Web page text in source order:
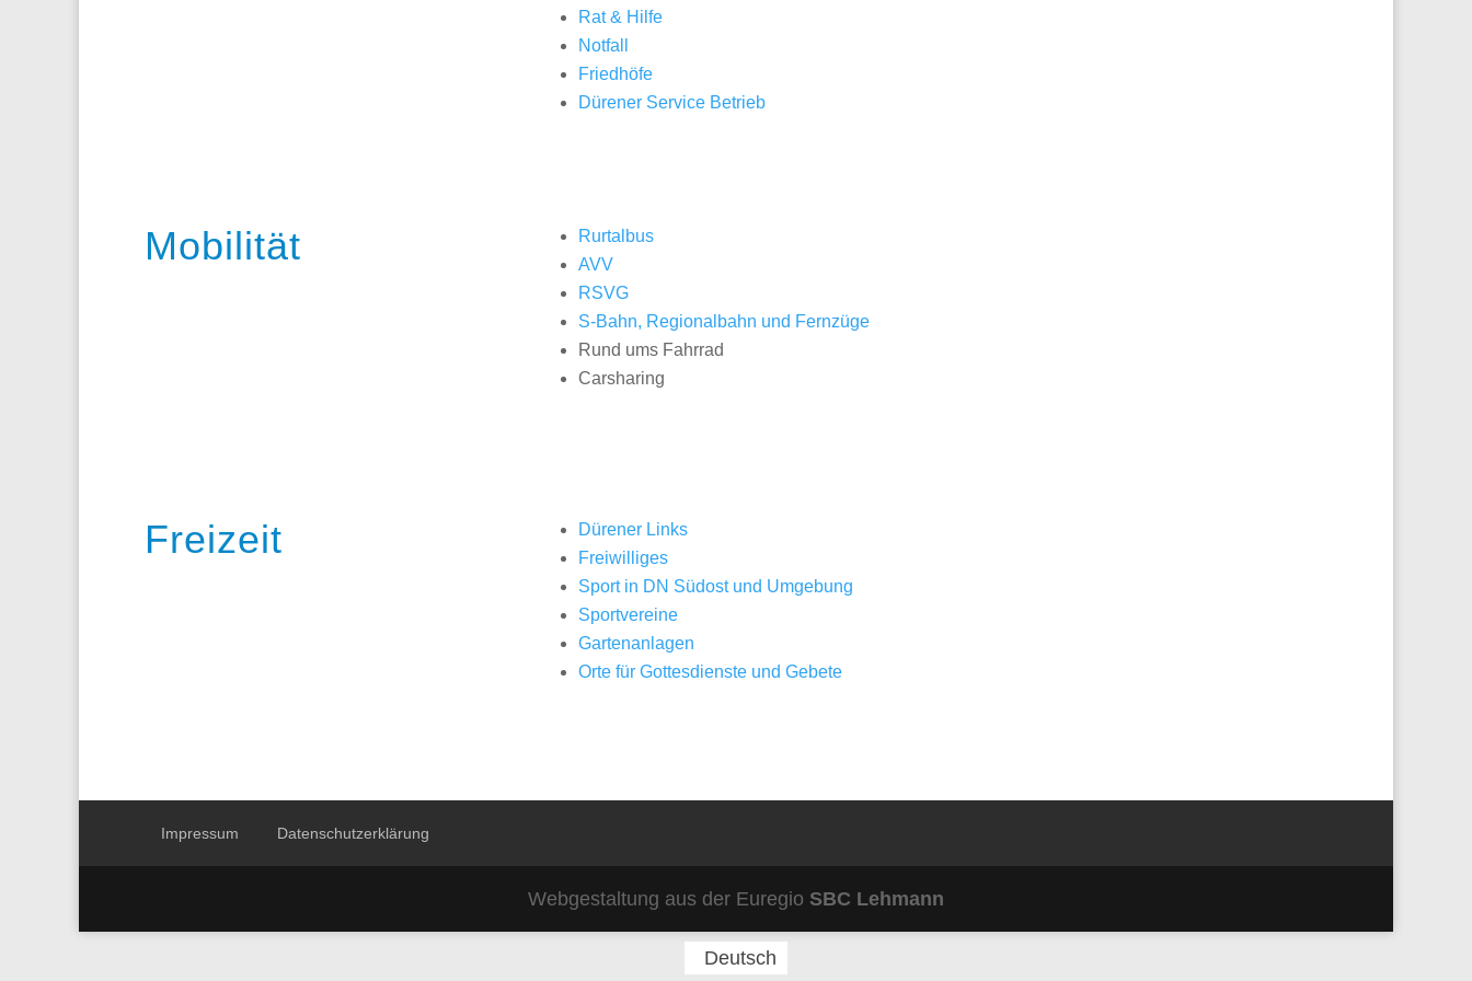
Rat & Hilfe
Notfall
Friedhöfe
Dürener Service Betrieb
Mobilität
Rurtalbus
AVV
RSVG
S-Bahn, Regionalbahn und Fernzüge
Rund ums Fahrrad
Carsharing
Freizeit
Dürener Links
Freiwilliges
Sport in DN Südost und Umgebung
Sportvereine
Gartenanlagen
Orte für Gottesdienste und Gebete
Impressum Datenschutzerklärung
Webgestaltung aus der Euregio SBC Lehmann
Deutsch